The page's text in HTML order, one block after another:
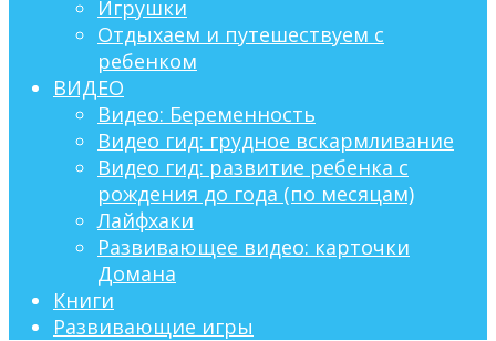
Игрушки
Отдыхаем и путешествуем с
ребенком
ВИДЕО
Видео: Беременность
Видео гид: грудное вскармливание
Видео гид: развитие ребенка с
рождения до года (по месяцам)
Лайфхаки
Развивающее видео: карточки
Домана
Книги
Развивающие игры